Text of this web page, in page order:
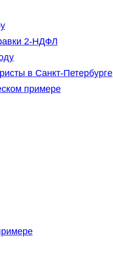
2-НДФЛ
в Санкт-Петербурге
примере